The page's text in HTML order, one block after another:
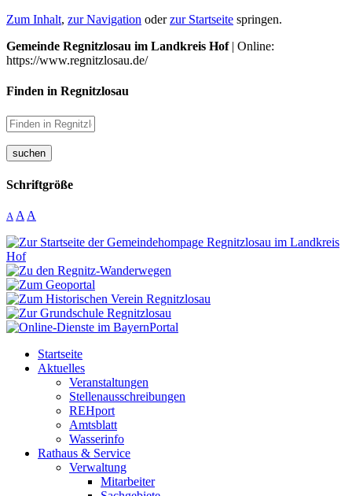
Zum Inhalt, zur Navigation oderzur Startseite springen.
Gemeinde Regnitzlosau im Landkreis Hof| Online:
https://www.regnitzlosau.de/
Finden in Regnitzlosau
suchen
Schriftgröße
A A A
Startseite
Aktuelles
Veranstaltungen
Stellenausschreibungen
REHport
Amtsblatt
Wasserinfo
Rathaus & Service
Verwaltung
Mitarbeiter